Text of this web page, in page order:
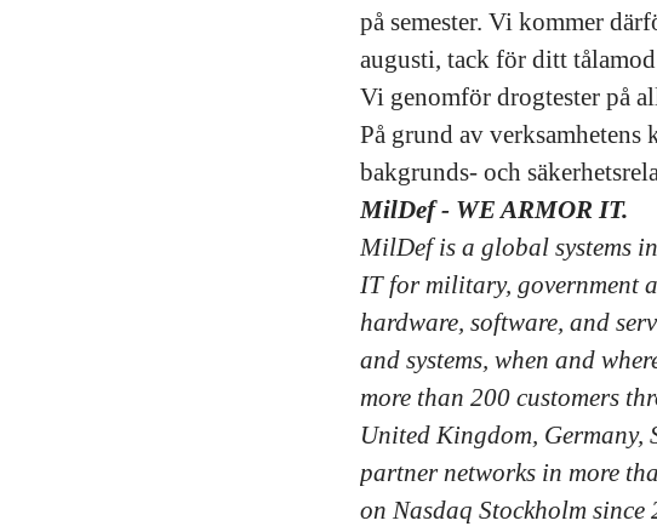
på semester. Vi kommer
augusti, tack för ditt
Vi genomför drogtester på
På grund av
bakgrunds- och
MilDef - WE ARMOR IT.
MilDef is a global systems
IT for military, government
hardware, software, and
and systems, when and
more than 200 customers
United Kingdom,
partner networks in more
on Nasdaq Stockholm since